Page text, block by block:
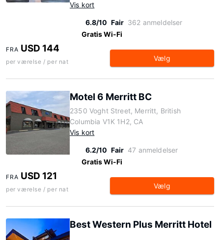
Vis kort
6.8/10 Fair 362 anmeldelser
Gratis Wi-Fi
FRA USD 144
per værelse / per nat Vælg
Motel 6 Merritt BC
2350 Voght Street, Merritt, British
Columbia V1K 1H2, CA
Vis kort
6.2/10 Fair 47 anmeldelser
Gratis Wi-Fi
FRA USD 121
per værelse / per nat Vælg
Best Western Plus Merritt Hotel